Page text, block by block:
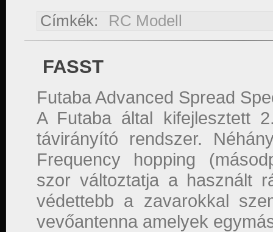
Címkék: RC Modell
FASST
Futaba Advanced Spread
A Futaba által kifejlesztett
távirányító rendszer.
Frequency hopping
szor változtatja a használt
védettebb a zavarokkal
vevőantenna amelyek